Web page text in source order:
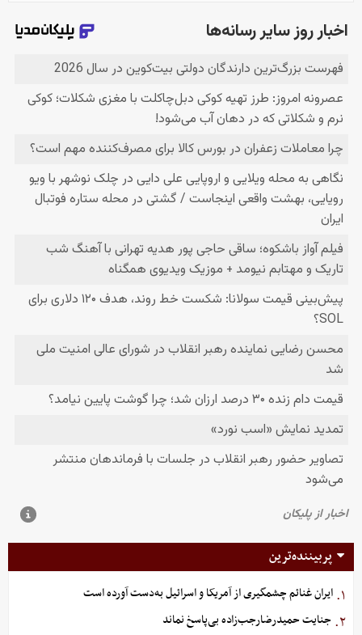
پربیننده‌ترین
۱. ایران غنائم چشمگیری از آمریکا و اسرائیل به‌دست آورده است
۲. جنایت حمیدرضارجب‌زاده بی‌پاسخ نماند